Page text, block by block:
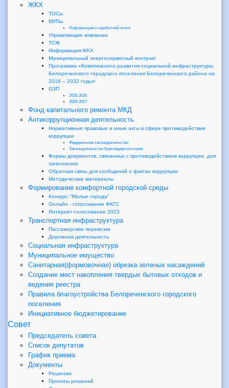
ЖКХ
ТОСы
МУПы
Информация о заработной плате
Управляющие компании
ТСЖ
Информация-ЖКХ
Муниципальный энергосервисный контракт
Программа «Комплексного развития социальной инфраструктуры
Белореченского городского поселения Белореченского района на
2016 – 2032 годы»
ОЗП
2025-2026
2026-2027
Фонд капитального ремонта МКД
Антикоррупционная деятельность
Нормативные правовые и иные акты в сфере противодействия
коррупции
Федеральное законодательство
Законодательство Краснодарского края
Формы документов, связанных с противодействием коррупции, для
заполнения
Обратная связь для сообщений о фактах коррупции
Методические материалы
Формирование комфортной городской среды
Конкурс "Малые города"
Онлайн - голосование ФКГС
Интернет-голосование 2023
Транспортная инфраструктура
Пассажирские перевозки
Дорожная деятельность
Социальная инфраструктура
Муниципальное имущество
Санитарная(формовочная) обрезка зеленых насаждений
Создание мест накопления твердых бытовых отходов и
ведения реестра
Правила благоустройства Белореченского городского
поселения
Инициативное бюджетирование
Совет
Председатель совета
Список депутатов
График приема
Документы
Решения
Проекты решений